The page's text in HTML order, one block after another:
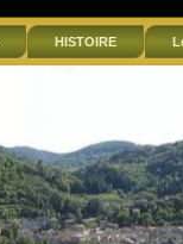
HISTOIRE